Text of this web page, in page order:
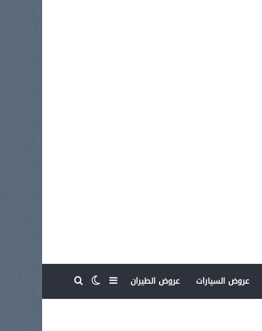
عروض السيارات عروض الطيران إضافة عمود جانبي
الوضع المظلم
بحث عن